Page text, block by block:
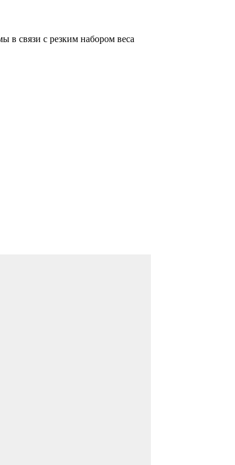
в связи с резким набором веса